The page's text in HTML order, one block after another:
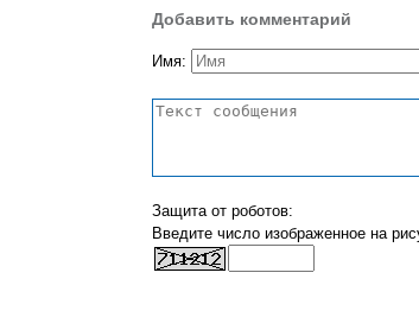
Добавить комментарий
Имя:
Защита от роботов:
Введите число изображенное на